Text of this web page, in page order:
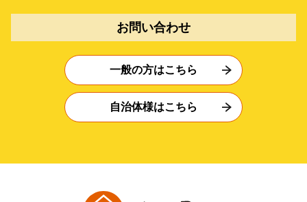
お問い合わせ
一般の方はこちら
自治体様はこちら